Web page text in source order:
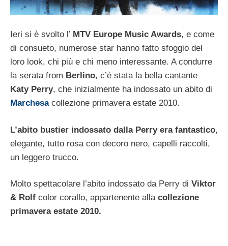
Ieri si è svolto l’ MTV Europe Music Awards, e come
di consueto, numerose star hanno fatto sfoggio del
loro look, chi più e chi meno interessante. A condurre
la serata from Berlino, c’è stata la bella cantante
Katy Perry, che inizialmente ha indossato un abito di
Marchesacollezione primavera estate 2010.
L’abito bustier indossato dalla Perry era fantastico,
elegante, tutto rosa con decoro nero, capelli raccolti,
un leggero trucco.
Molto spettacolare l’abito indossato da Perry di Viktor
& Rolf color corallo, appartenente alla collezione
primavera estate 2010.